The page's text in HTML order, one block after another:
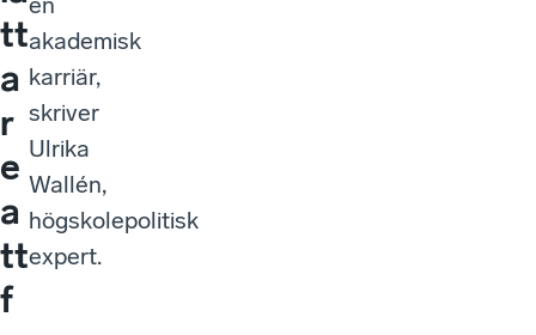
tt
a
r
e
a
tt
f
akademisk
karriär,
skriver
Ulrika
Wallén,
högskolepolitisk
expert.